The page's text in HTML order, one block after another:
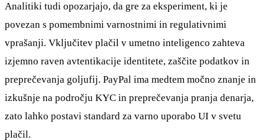
Analitiki tudi opozarjajo, da gre za eksperiment, ki je
povezan s pomembnimi varnostnimi in regulativnimi
vprašanji. Vključitev plačil v umetno inteligenco zahteva
izjemno raven avtentikacije identitete, zaščite podatkov in
preprečevanja goljufij. PayPal ima medtem močno znanje in
izkušnje na področju KYC in preprečevanja pranja denarja,
zato lahko postavi standard za varno uporabo UI v svetu
plačil.